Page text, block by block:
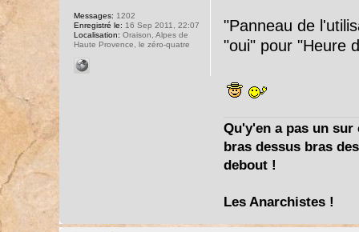
"Panneau de
"oui" pour "Heure
Qu'y'en a pas un
bras dessus bras
debout !
Les Anarchistes !
Messages: 1202
Enregistré le: 16 Sep 2011, 22:07
Localisation: Oraison, Alpes de
Haute Provence, le zéro-quatre